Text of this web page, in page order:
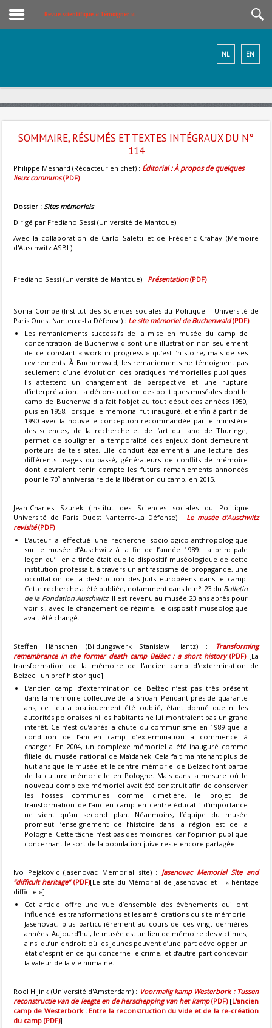
Revue scientifique « Témoigner »
EN
NL
SOMMAIRE, RÉSUMÉS ET TEXTES INTÉGRAUX DU N°
114
Philippe Mesnard (Rédacteur en chef) : Éditorial : À propos de quelques
lieux communs(PDF)
Dossier : Sites mémoriels
Dirigé par Frediano Sessi (Université de Mantoue)
Avec la collaboration de Carlo Saletti et de Frédéric Crahay (Mémoire
d'Auschwitz ASBL)
Frediano Sessi (Université de Mantoue) : Présentation(PDF)
Sonia Combe (Institut des Sciences sociales du Politique – Université de
Paris Ouest Nanterre-La Défense) : Le site mémoriel de Buchenwald(PDF)
Les remaniements successifs de la mise en musée du camp de
concentration de Buchenwald sont une illustration non seulement
de ce constant « work in progress » qu’est l’histoire, mais de ses
revirements. À Buchenwald, les remaniements ne témoignent pas
seulement d’une évolution des pratiques mémorielles publiques.
Ils attestent un changement de perspective et une rupture
d’interprétation. La déconstruction des politiques muséales dont le
camp de Buchenwald a fait l’objet au tout début des années 1950,
puis en 1958, lorsque le mémorial fut inauguré, et enfin à partir de
1990 avec la nouvelle conception recommandée par le ministère
des sciences, de la recherche et de l’art du Land de Thuringe,
permet de souligner la temporalité des enjeux dont demeurent
porteurs de tels sites. Elle conduit également à une lecture des
différents usages du passé, générateurs de conflits de mémoire
dont devraient tenir compte les futurs remaniements annoncés
pour le 70e anniversaire de la libération du camp, en 2015.
Jean-Charles Szurek (Institut des Sciences sociales du Politique –
Université de Paris Ouest Nanterre-La Défense) : Le musée d’Auschwitz
revisité(PDF)
L’auteur a effectué une recherche sociologico-anthropologique
sur le musée d’Auschwitz à la fin de l’année 1989. La principale
leçon qu’il en a tirée était que le dispositif muséologique de cette
institution professait, à travers un antifascisme de propagande, une
occultation de la destruction des Juifs européens dans le camp.
Cette recherche a été publiée, notamment dans le n° 23 du Bulletin
de la Fondation Auschwitz. Il est revenu au musée 23 ans après pour
voir si, avec le changement de régime, le dispositif muséologique
avait été changé.
Steffen Hänschen (Bildungswerk Stanislaw Hantz) :
Transforming
remembrance in the former death camp Bełżec : a short history (PDF)[La
transformation de la mémoire de l'ancien camp d'extermination de
Bełżec : un bref historique]
L’ancien camp d’extermination de Bełżec n’est pas très présent
dans la mémoire collective de la Shoah. Pendant près de quarante
ans, ce lieu a pratiquement été oublié, étant donné que ni les
autorités polonaises ni les habitants ne lui montraient pas un grand
intérêt. Ce n’est qu’après la chute du communisme en 1989 que la
condition de l’ancien camp d’extermination a commencé à
changer. En 2004, un complexe mémoriel a été inauguré comme
filiale du musée national de Maïdanek. Cela fait maintenant plus de
huit ans que le musée et le centre mémoriel de Belzec font partie
de la culture mémorielle en Pologne. Mais dans la mesure où le
nouveau complexe mémoriel avait été construit afin de conserver
les fosses communes comme cimetière, le projet de
transformation de l’ancien camp en centre éducatif d’importance
ne vient qu’au second plan. Néanmoins, l’équipe du musée
promeut l’enseignement de l‘histoire dans la région est de la
Pologne. Cette tâche n’est pas des moindres, car l’opinion publique
concernant le sort de la population juive reste encore partagée.
Ivo Pejakovic (Jasenovac Memorial site) : Jasenovac Memorial Site and
“difficult heritage” (PDF)[Le site du Mémorial de Jasenovac et l' « héritage
difficile »]
Cet article offre une vue d’ensemble des évènements qui ont
influencé les transformations et les améliorations du site mémoriel
Jasenovac, plus particulièrement au cours de ces vingt dernières
années. Aujourd’hui, le musée est un lieu de mémoire des victimes,
ainsi qu’un endroit où les jeunes peuvent d’une part développer un
état d’esprit en ce qui concerne le crime, et d’autre part concevoir
la valeur de la vie humaine.
Roel Hijink (Université d'Amsterdam) : Voormalig kamp Westerbork : Tussen
reconstructie van de leegte en de herschepping van het kamp(PDF)[L'ancien
camp de Westerbork : Entre la reconstruction du vide et de la re-création
du camp (PDF)]